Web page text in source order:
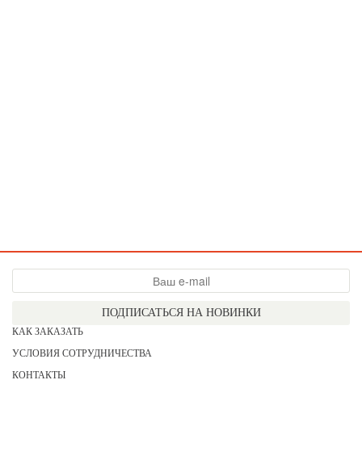
ПОДПИСАТЬСЯ НА НОВИНКИ
КАК ЗАКАЗАТЬ
УСЛОВИЯ СОТРУДНИЧЕСТВА
КОНТАКТЫ